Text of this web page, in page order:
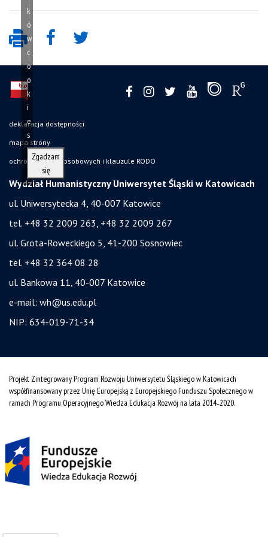
k
ó
w
c
o
o
k
i
e
s
Zgadzam
się
deklaracja dostępności
mapa strony
ochrona danych osobowych i klauzule RODO
Wydział Humanistyczny Uniwersytet Śląski w Katowicach
ul. Uniwersytecka 4, 40-007 Katowice
tel. +48 32 2009 263, +48 32 2009 267
ul. Grota-Roweckiego 5, 41-200 Sosnowiec
tel. +48 32 364 08 28
ul. Bankowa 11, 40-007 Katowice
e-mail: wh@us.edu.pl
NIP: 634-019-71-34
Projekt Zintegrowany Program Rozwoju Uniwersytetu Śląskiego w Katowicach
współfinansowany przez Unię Europejską z Europejskiego Funduszu Społecznego w
ramach Programu Operacyjnego Wiedza Edukacja Rozwój na lata 2014˗2020.